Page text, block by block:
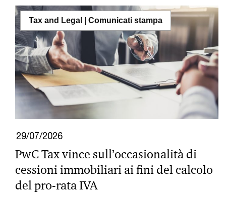
Tax and Legal | Comunicati stampa
29/07/2026
PwC Tax vince sull’occasionalità di
cessioni immobiliari ai fini del calcolo
del pro-rata IVA